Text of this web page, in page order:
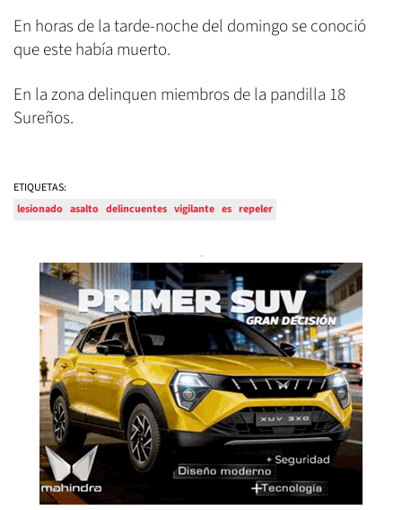
En horas de la tarde-noche del domingo se conoció
que este había muerto.
En la zona delinquen miembros de la pandilla 18
Sureños.
ETIQUETAS:
lesionado asalto delincuentes vigilante es repeler